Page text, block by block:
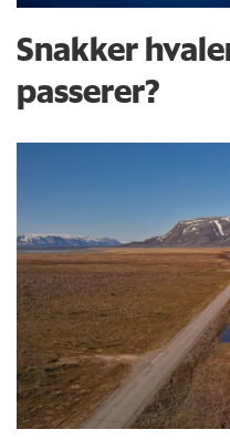
Snakker
passerer?